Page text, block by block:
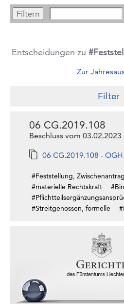
Entscheidungen zu
Zur
Filter
06 CG.2019.108
Beschluss vom 03.02.2023
06 CG.2019.108 -
#Feststellung, Zwischenantrag
#materielle Rechtskraft
#Streitgenossen, formelle